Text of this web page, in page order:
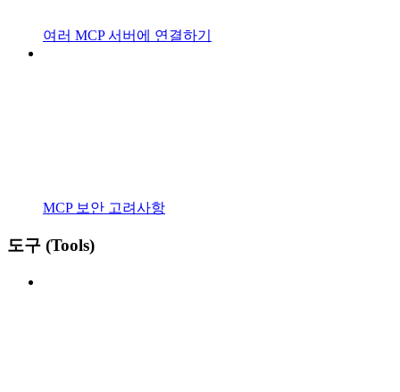
여러 MCP 서버에 연결하기
MCP 보안 고려사항
도구 (Tools)